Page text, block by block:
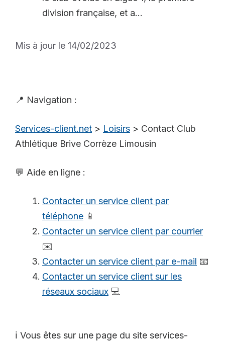
division française, et a...
Mis à jour le 14/02/2023
📍 Navigation :
Services-client.net > Loisirs > Contact Club
Athlétique Brive Corrèze Limousin
💬 Aide en ligne :
Contacter un service client par
téléphone 📱
Contacter un service client par courrier
✉️
Contacter un service client par e-mail 📧
Contacter un service client sur les
réseaux sociaux 💻
ℹ️ Vous êtes sur une page du site services-